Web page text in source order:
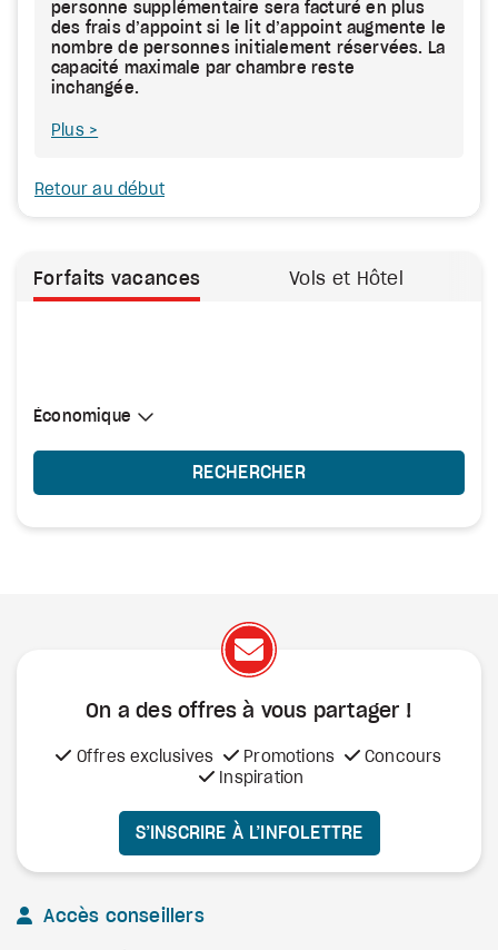
personne supplémentaire sera facturé en plus
des frais d’appoint si le lit d’appoint augmente le
nombre de personnes initialement réservées. La
capacité maximale par chambre reste
inchangée.
Plus
Retour au début
Forfaits vacances Vols et Hôtel
Sélectionner une cabine
Économique
Économique
RECHERCHER
On a des offres à vous partager !
Offres exclusives Promotions
Concours
Inspiration
S’INSCRIRE À L’INFOLETTRE
Accès conseillers